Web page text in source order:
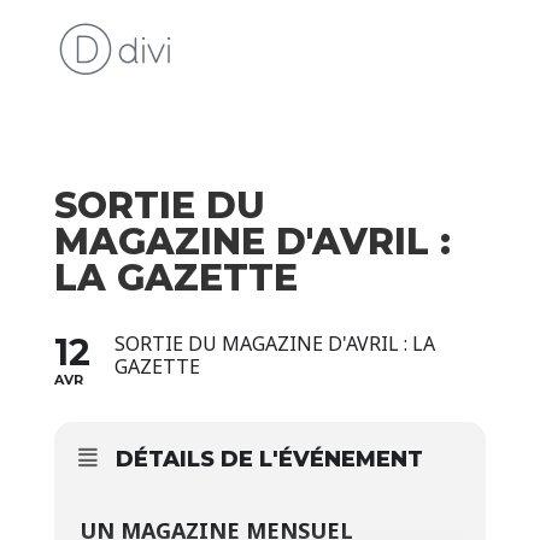
SORTIE DU
MAGAZINE D'AVRIL :
LA GAZETTE
12
AVR
SORTIE DU MAGAZINE D'AVRIL : LA
GAZETTE
DÉTAILS DE L'ÉVÉNEMENT
UN MAGAZINE MENSUEL